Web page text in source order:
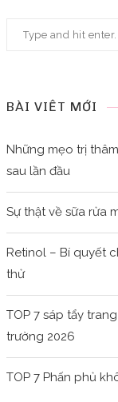
BÀI VIẾT MỚI
Những mẹo trị
sau lần đầu
Sự thật về sữa rửa
Retinol – Bí quyết
thử
TOP 7 sáp tẩy
trường 2026
TOP 7 Phấn phủ